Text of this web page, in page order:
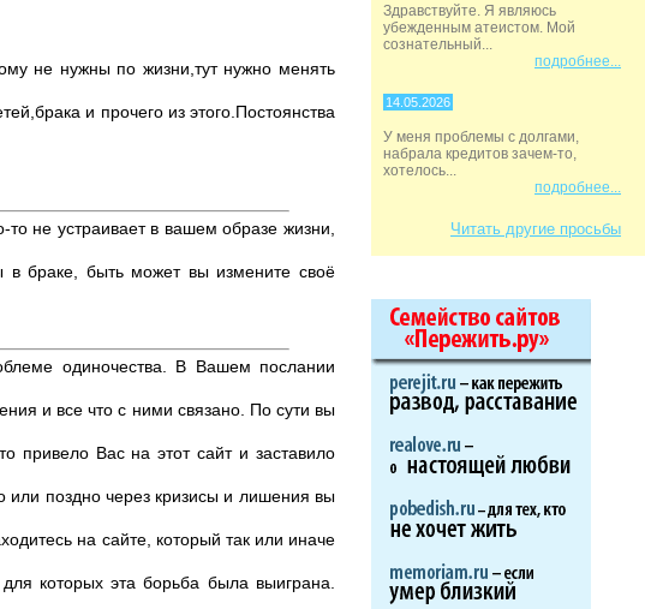
не нужны по жизни,тут нужно менять
и прочего из этого.Постоянства
не устраивает в вашем образе жизни,
в браке, быть может вы измените своё
одиночества. В Вашем послании
и все что с ними связано. По сути вы
привело Вас на этот сайт и заставило
поздно через кризисы и лишения вы
на сайте, который так или иначе
которых эта борьба была выиграна.
Здравствуйте. Я являюсь
убежденным атеистом. Мой
сознательный...
подробнее...
14.05.2026
У меня проблемы с долгами,
набрала кредитов зачем-то,
хотелось...
подробнее...
Читать другие просьбы